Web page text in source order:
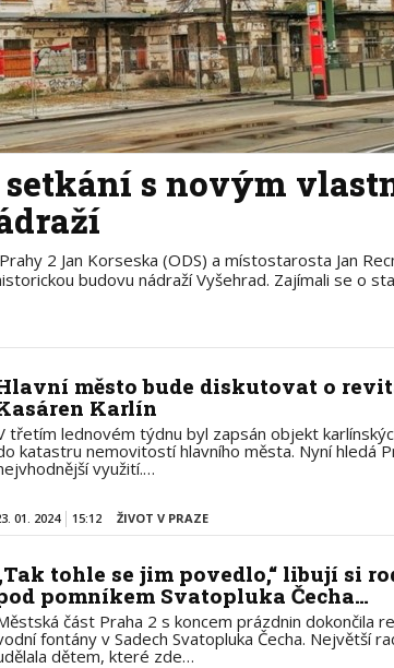
s novým
2 Jan Korseska (ODS) a místostarosta Jan
budovu nádraží Vyšehrad. Zajímali se o
město bude diskutovat o
Karlín
třetím lednovém týdnu byl zapsán objekt
katastru nemovitostí hlavního města. Nyní hledá
využití.…
01. 2024 15:12 ŽIVOT V PRAZE
tohle se jim povedlo,“ libují si
pomníkem Svatopluka Čecha…
část Praha 2 s koncem prázdnin dokončila
fontány v Sadech Svatopluka Čecha. Největší
dětem, které zde…